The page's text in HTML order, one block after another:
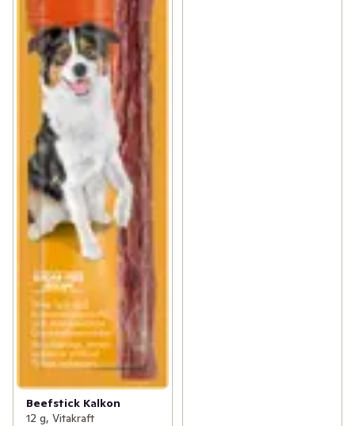
Beefstick Kalkon
12 g, Vitakraft